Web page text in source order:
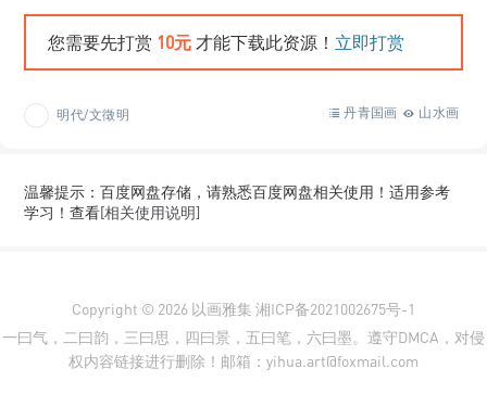
您需要先打赏 10元 才能下载此资源！ 立即打赏
明代/文徵明 山水画
丹青国画
温馨提示：百度网盘存储，请熟悉百度网盘相关使用！适用参考
学习！查看[相关使用说明]
Copyright © 2026 以画雅集 湘ICP备2021002675号-1
一曰气，二曰韵，三曰思，四曰景，五曰笔，六曰墨。遵守DMCA，对侵
权内容链接进行删除！邮箱：yihua.art@foxmail.com